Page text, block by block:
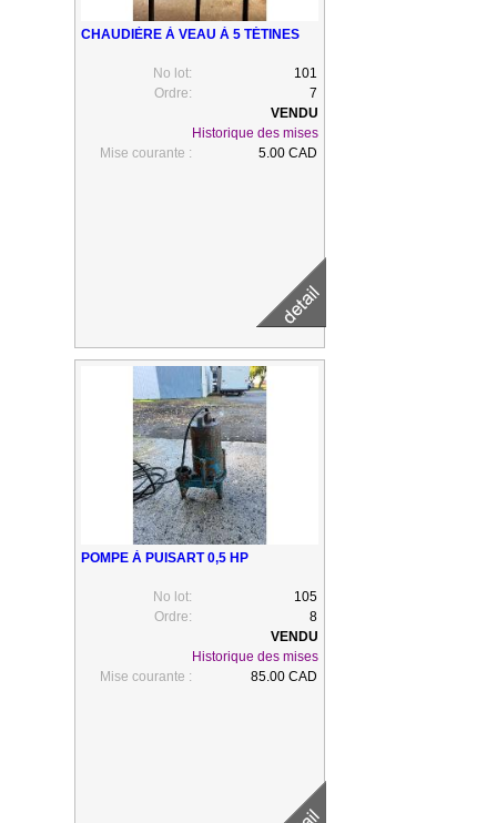
CHAUDIÈRE À VEAU À 5 TÉTINES
No lot:
101
Ordre:
7
Historique des mises
Mise courante :
5.00 CAD
POMPE À PUISART 0,5 HP
No lot:
105
Ordre:
8
Historique des mises
Mise courante :
85.00 CAD